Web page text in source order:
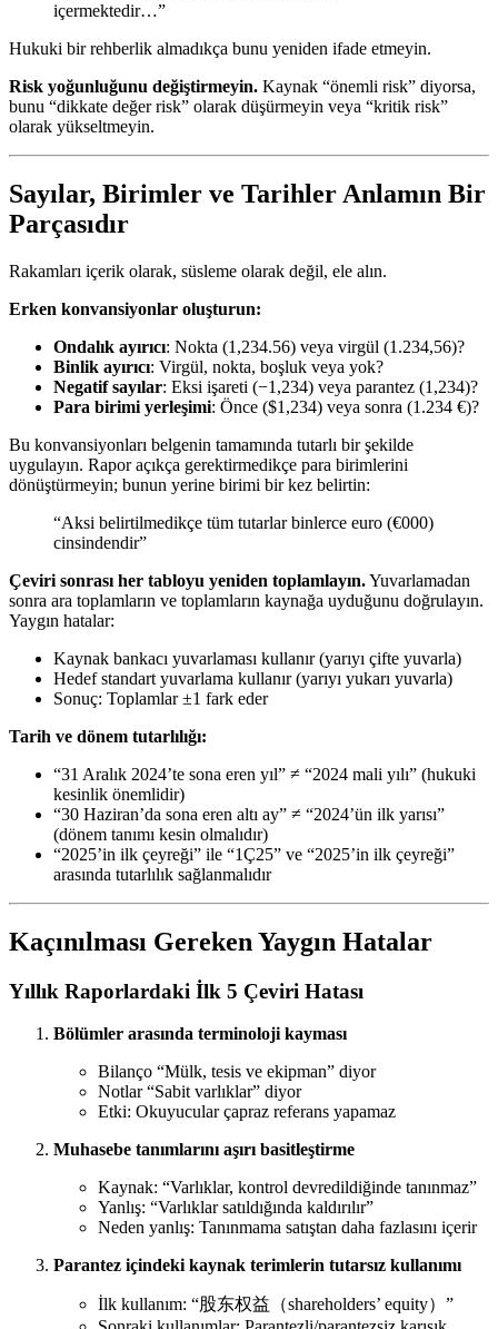
içermektedir…”
Hukuki bir rehberlik almadıkça bunu yeniden ifade etmeyin.
Risk yoğunluğunu değiştirmeyin. Kaynak “önemli risk” diyorsa,
bunu “dikkate değer risk” olarak düşürmeyin veya “kritik risk”
olarak yükseltmeyin.
Sayılar, Birimler ve Tarihler Anlamın Bir
Parçasıdır
Rakamları içerik olarak, süsleme olarak değil, ele alın.
Erken konvansiyonlar oluşturun:
Ondalık ayırıcı: Nokta (1,234.56) veya virgül (1.234,56)?
Binlik ayırıcı: Virgül, nokta, boşluk veya yok?
Negatif sayılar: Eksi işareti (−1,234) veya parantez (1,234)?
Para birimi yerleşimi: Önce ($1,234) veya sonra (1.234 €)?
Bu konvansiyonları belgenin tamamında tutarlı bir şekilde
uygulayın. Rapor açıkça gerektirmedikçe para birimlerini
dönüştürmeyin; bunun yerine birimi bir kez belirtin:
“Aksi belirtilmedikçe tüm tutarlar binlerce euro (€000)
cinsindendir”
Çeviri sonrası her tabloyu yeniden toplamlayın.Yuvarlamadan
sonra ara toplamların ve toplamların kaynağa uyduğunu doğrulayın.
Yaygın hatalar:
Kaynak bankacı yuvarlaması kullanır (yarıyı çifte yuvarla)
Hedef standart yuvarlama kullanır (yarıyı yukarı yuvarla)
Sonuç: Toplamlar ±1 fark eder
Tarih ve dönem tutarlılığı:
“31 Aralık 2024’te sona eren yıl” ≠ “2024 mali yılı” (hukuki
kesinlik önemlidir)
“30 Haziran’da sona eren altı ay” ≠ “2024’ün ilk yarısı”
(dönem tanımı kesin olmalıdır)
“2025’in ilk çeyreği” ile “1Ç25” ve “2025’in ilk çeyreği”
arasında tutarlılık sağlanmalıdır
Kaçınılması Gereken Yaygın Hatalar
Yıllık Raporlardaki İlk 5 Çeviri Hatası
Bölümler arasında terminoloji kayması
Bilanço “Mülk, tesis ve ekipman” diyor
Notlar “Sabit varlıklar” diyor
Etki: Okuyucular çapraz referans yapamaz
Muhasebe tanımlarını aşırı basitleştirme
Kaynak: “Varlıklar, kontrol devredildiğinde tanınmaz”
Yanlış: “Varlıklar satıldığında kaldırılır”
Neden yanlış: Tanınmama satıştan daha fazlasını içerir
Parantez içindeki kaynak terimlerin tutarsız kullanımı
İlk kullanım: “股东权益（shareholders’ equity）”